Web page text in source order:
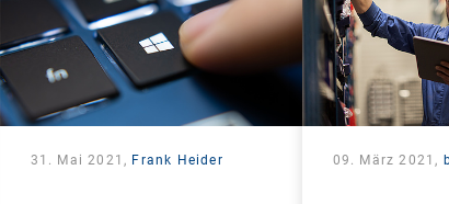
31. Mai 2021, Frank Heider 09. März 2021,